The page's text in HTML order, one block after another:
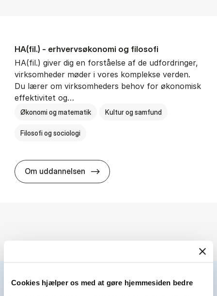
Cookies hjælper os med at gøre hjemmesiden bedre
HA(fil.) - erhvervs­økonomi og fi­lo­so­fi
HA(fil.) giver dig en forståelse af de udfordringer,
virksomheder møder i vores komplekse verden.
Du lærer om virksomheders behov for økonomisk
effektivitet og…
Økonomi og matematik Kultur og samfund
Filosofi og sociologi
Om uddannelsen HA(fil.) - erhvervs­økonomi og